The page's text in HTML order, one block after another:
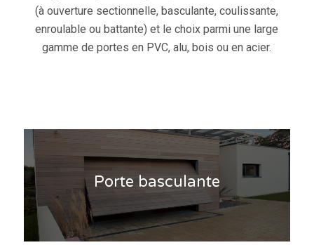
(à ouverture sectionnelle, basculante, coulissante,
enroulable ou battante) et le choix parmi une large
gamme de portes en PVC, alu, bois ou en acier.
Porte basculante